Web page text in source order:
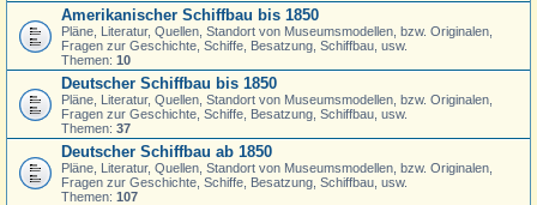
Amerikanischer Schiffbau bis 1850
Pläne, Literatur, Quellen, Standort von Museumsmodellen, bzw. Originalen,
Fragen zur Geschichte, Schiffe, Besatzung, Schiffbau, usw.
Themen: 10
Deutscher Schiffbau bis 1850
Pläne, Literatur, Quellen, Standort von Museumsmodellen, bzw. Originalen,
Fragen zur Geschichte, Schiffe, Besatzung, Schiffbau, usw.
Themen: 37
Deutscher Schiffbau ab 1850
Pläne, Literatur, Quellen, Standort von Museumsmodellen, bzw. Originalen,
Fragen zur Geschichte, Schiffe, Besatzung, Schiffbau, usw.
Themen: 107